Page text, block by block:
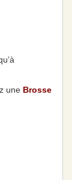
une Brosse